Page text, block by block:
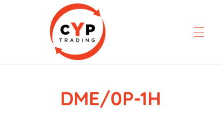
CYP Trading
DME/0P-1H